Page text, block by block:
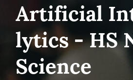
Ar­ti­fi­ci­al
ly­tics - HS
Science